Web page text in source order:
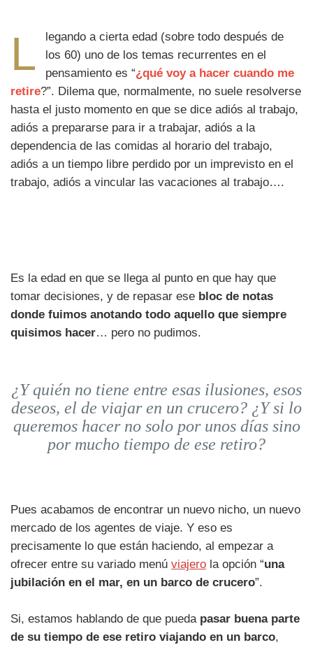
L
legando a cierta edad (sobre todo después de
los 60) uno de los temas recurrentes en el
pensamiento es “¿qué voy a hacer cuando me
retire?”. Dilema que, normalmente, no suele resolverse
hasta el justo momento en que se dice adiós al trabajo,
adiós a prepararse para ir a trabajar, adiós a la
dependencia de las comidas al horario del trabajo,
adiós a un tiempo libre perdido por un imprevisto en el
trabajo, adiós a vincular las vacaciones al trabajo….
Es la edad en que se llega al punto en que hay que
tomar decisiones, y de repasar ese bloc de notas
donde fuimos anotando todo aquello que siempre
quisimos hacer… pero no pudimos.
¿Y quién no tiene entre esas ilusiones, esos
deseos, el de viajar en un crucero? ¿Y si lo
queremos hacer no solo por unos días sino
por mucho tiempo de ese retiro?
Pues acabamos de encontrar un nuevo nicho, un nuevo
mercado de los agentes de viaje. Y eso es
precisamente lo que están haciendo, al empezar a
ofrecer entre su variado menú viajero la opción “una
jubilación en el mar, en un barco de crucero”.
Si, estamos hablando de que pueda pasar buena parte
de su tiempo de ese retiro viajando en un barco,